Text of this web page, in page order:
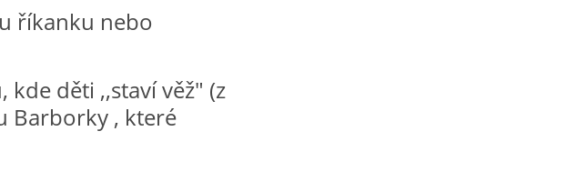
říkanku nebo
děti ,,staví věž" (z
Barborky , které